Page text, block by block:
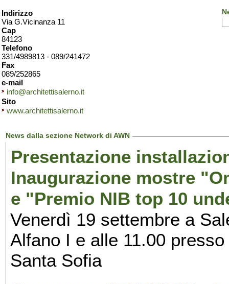
Indirizzo
Via G.Vicinanza 11
Cap
84123
Telefono
331/4989813 - 089/241472
Fax
089/252865
e-mail
info@architettisalerno.it
Sito
www.architettisalerno.it
News dalla sezione Network di AWN
Presentazione
Inaugurazione mostre
e "Premio NIB top 10
Venerdì 19 settembre a
Alfano I e alle 11.00
Santa Sofia